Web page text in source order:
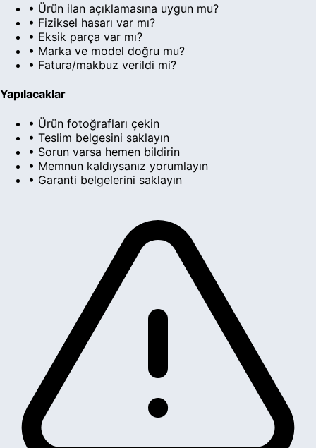
• Ürün ilan açıklamasına uygun mu?
• Fiziksel hasarı var mı?
• Eksik parça var mı?
• Marka ve model doğru mu?
• Fatura/makbuz verildi mi?
Yapılacaklar
• Ürün fotoğrafları çekin
• Teslim belgesini saklayın
• Sorun varsa hemen bildirin
• Memnun kaldıysanız yorumlayın
• Garanti belgelerini saklayın